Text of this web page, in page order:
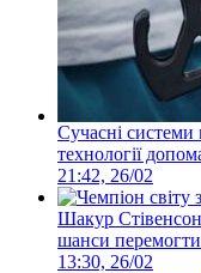
Сучасні
технології
21:42, 26/02
Шакур
шанси
13:30, 26/02